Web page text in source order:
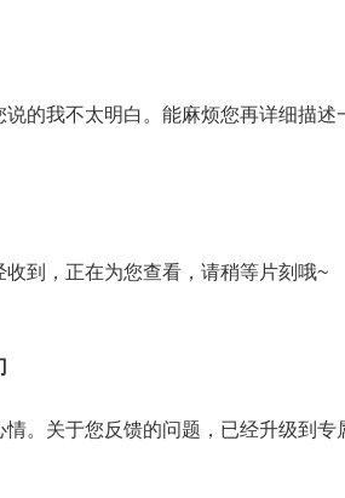
的我不太明白。能麻烦您再详细描
收到，正在为您查看，请稍等片刻哦~
。关于您反馈的问题，已经升级到